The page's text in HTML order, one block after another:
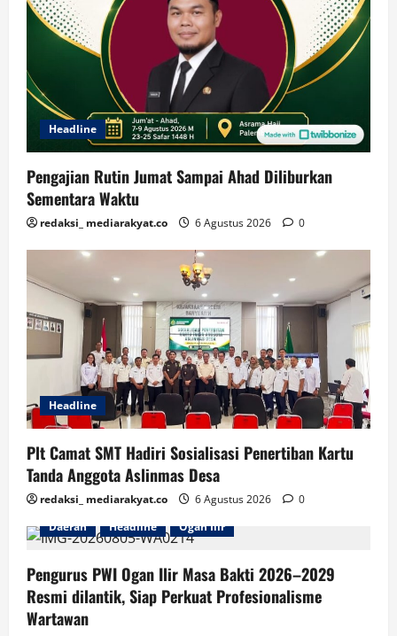
Headline
Pengajian Rutin Jumat Sampai Ahad Diliburkan
Sementara Waktu
redaksi_ mediarakyat.co 6 Agustus 2026 0
Headline
Plt Camat SMT Hadiri Sosialisasi Penertiban Kartu
Tanda Anggota Aslinmas Desa
redaksi_ mediarakyat.co 6 Agustus 2026
0
Daerah
Headline Ogan Ilir
Pengurus PWI Ogan Ilir Masa Bakti 2026–2029
Resmi dilantik, Siap Perkuat Profesionalisme
Wartawan